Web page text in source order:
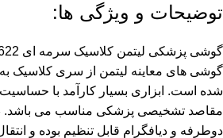
توضیحات و ویژگی ها:
گوشی های معاینه لیتمن از سری کلاسیک به
شده است. ابزاری بسیار کارآمد با حساسیت
مقاصد تشخیصی پزشکی مناسب می
دوطرفه و دیافگرام قابل تنظیم بوده و